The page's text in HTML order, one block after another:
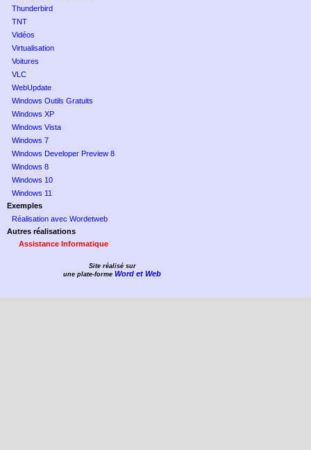
Thunderbird
TNT
Vidéos
Virtualisation
Voitures
VLC
WebUpdate
Windows Outils Gratuits
Windows XP
Windows Vista
Windows 7
Windows Developer Preview 8
Windows 8
Windows 10
Windows 11
Exemples
Réalisation avec Wordetweb
Autres réalisations
Assistance Informatique
Site réalisé sur
une plate-forme Word et Web